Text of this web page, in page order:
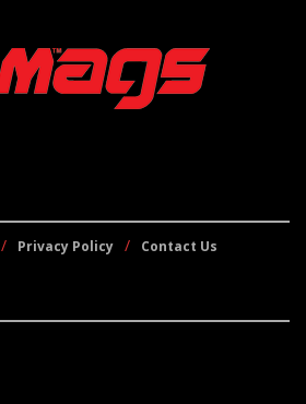
Privacy Policy Contact Us